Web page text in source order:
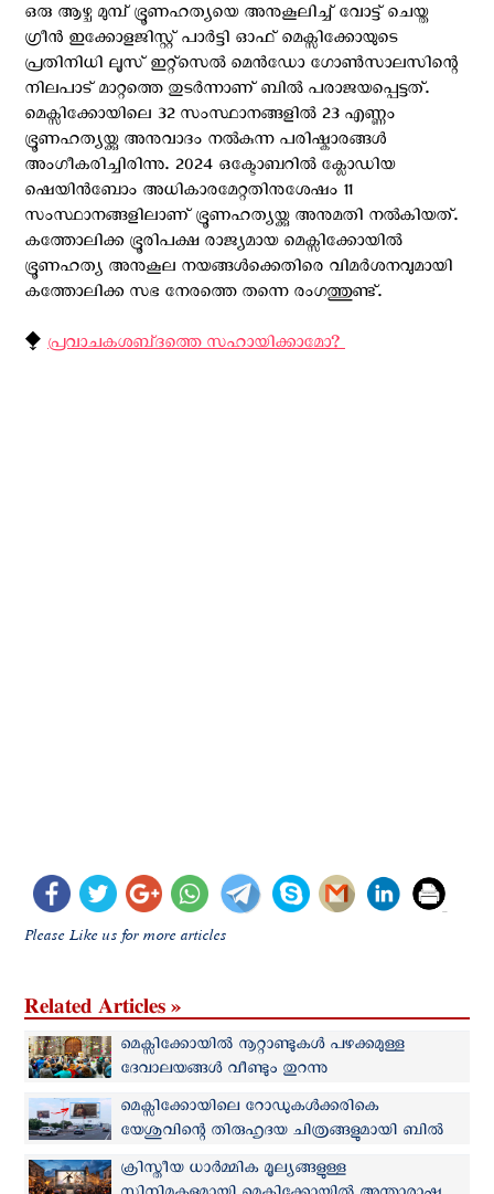
ഒരു ആഴ്ച മുമ്പ് ഭ്രൂണഹത്യയെ അനുകൂലിച്ച് വോട്ട് ചെയ്ത
ഗ്രീൻ ഇക്കോളജിസ്റ്റ് പാർട്ടി ഓഫ് മെക്സിക്കോയുടെ
പ്രതിനിധി ലൂസ് ഇറ്റ്സെൽ മെൻഡോ ഗോൺസാലസിന്റെ
നിലപാട് മാറ്റത്തെ തുടർന്നാണ് ബില്‍ പരാജയപ്പെട്ടത്.
മെക്സിക്കോയിലെ 32 സംസ്ഥാനങ്ങളിൽ 23 എണ്ണം
ഭ്രൂണഹത്യയ്ക്കു അനുവാദം നല്‍കുന്ന പരിഷ്കാരങ്ങൾ
അംഗീകരിച്ചിരിന്നു. 2024 ഒക്ടോബറിൽ ക്ലോഡിയ
ഷെയിൻബോം അധികാരമേറ്റതിനുശേഷം 11
സംസ്ഥാനങ്ങളിലാണ് ഭ്രൂണഹത്യയ്ക്കു അനുമതി നല്‍കിയത്.
കത്തോലിക്ക ഭ്രൂരിപക്ഷ രാജ്യമായ മെക്സിക്കോയില്‍
ഭ്രൂണഹത്യ അനുകൂല നയങ്ങള്‍ക്കെതിരെ വിമര്‍ശനവുമായി
കത്തോലിക്ക സഭ നേരത്തെ തന്നെ രംഗത്തുണ്ട്.
⧪ പ്രവാചകശബ്‌ദത്തെ സഹായിക്കാമോ? ‍
Please Like us for more articles
Related Articles »
മെക്സിക്കോയില്‍ നൂറ്റാണ്ടുകള്‍ പഴക്കമുള്ള
ദേവാലയങ്ങള്‍ വീണ്ടും തുറന്നു
മെക്സിക്കോയിലെ റോഡുകള്‍ക്കരികെ
യേശുവിന്റെ തിരുഹൃദയ ചിത്രങ്ങളുമായി ബില്‍
ബോര്‍ഡുകള്‍
ക്രിസ്തീയ ധാര്‍മ്മിക മൂല്യങ്ങളുള്ള